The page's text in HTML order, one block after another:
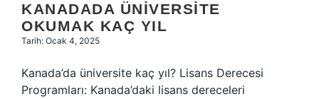
KANADADA ÜNIVERSITE
OKUMAK KAÇ YIL
Tarih: Ocak 4, 2025
Kanada’da üniversite kaç yıl? Lisans Derecesi
Programları: Kanada’daki lisans dereceleri